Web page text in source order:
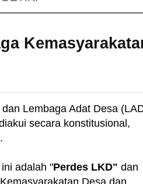
Lembaga Adat Desa
secara konstitusional,
adalah "Perdes LKD" dan
Desa dan